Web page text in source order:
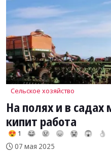
Сельское хозяйство
На полях и в
кипит работа
😍 1 😂 😢 😞 😭 😱 👌
07 мая 2025